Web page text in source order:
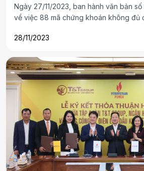
Ngày 27/11/2023, ban hành văn bản số
về việc 88 mã chứng khoán không đủ
cảnh báo hoặc kiểm soát.
28/11/2023